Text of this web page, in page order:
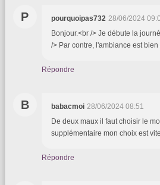
P pourquoipas732 28/06/2024
Bonjour.<br /> Je débute la
/> Par contre, l'ambiance est bien
Répondre
B babacmoi 28/06/2024 08:51
De deux maux il faut choisir le
supplémentaire mon choix est
Répondre